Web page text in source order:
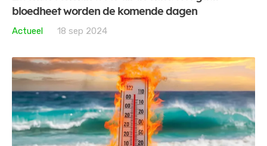
bloedheet worden de komende dagen
Actueel
18 sep 2024